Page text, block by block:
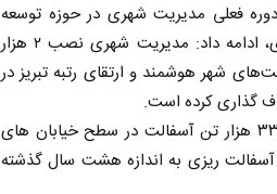
۱۵ رتبه ای تبریز در دوره فعلی مدیریت شهری در حوزه توسعه
دوربین‌های شهری و رسیدن به رتبه سوم کشوری، ادامه داد: مدیریت شهری نصب ۲ هزار
شهر هوشمند و ارتقای رتبه تبریز در
گذاری کرده است.
وی یادآور شد: در نیمه نخست امسال بیش از ۳۳۰ هزار تن آسفالت در سطح خیابان های
ریزی به اندازه هشت سال گذشته